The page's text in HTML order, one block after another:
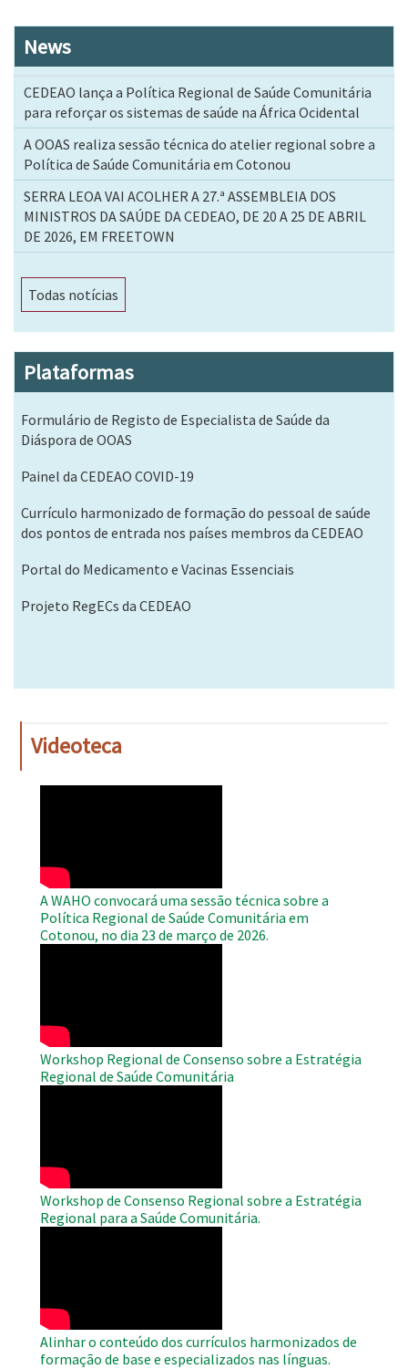
News
CEDEAO lança a Política Regional de Saúde Comunitária
para reforçar os sistemas de saúde na África Ocidental
A OOAS realiza sessão técnica do atelier regional sobre a
Política de Saúde Comunitária em Cotonou
SERRA LEOA VAI ACOLHER A 27.ª ASSEMBLEIA DOS
MINISTROS DA SAÚDE DA CEDEAO, DE 20 A 25 DE ABRIL
DE 2026, EM FREETOWN
Todas notícias
Plataformas
Formulário de Registo de Especialista de Saúde da
Diáspora de OOAS
Painel da CEDEAO COVID-19
Currículo harmonizado de formação do pessoal de saúde
dos pontos de entrada nos países membros da CEDEAO
Portal do Medicamento e Vacinas Essenciais
Projeto RegECs da CEDEAO
Videoteca
A WAHO convocará uma sessão técnica sobre a
Política Regional de Saúde Comunitária em
Cotonou, no dia 23 de março de 2026.
Workshop Regional de Consenso sobre a Estratégia
Regional de Saúde Comunitária
Workshop de Consenso Regional sobre a Estratégia
Regional para a Saúde Comunitária.
Alinhar o conteúdo dos currículos harmonizados de
formação de base e especializados nas línguas.